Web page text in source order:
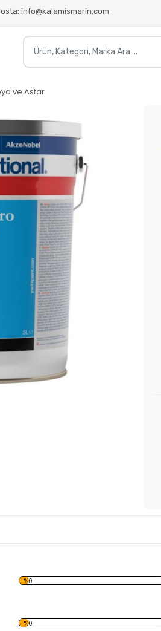
info@kalamismarin.com
ve Astar
%0
%0